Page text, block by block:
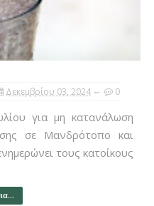
Δεκεμβρίου 03, 2024 0
για μη κατανάλωση
σε Μανδρότοπο και
τους κατοίκους